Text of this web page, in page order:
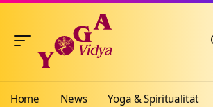
Home News Yoga & Spiritualität